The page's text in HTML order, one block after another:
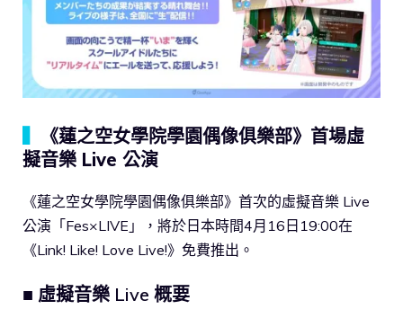
《蓮之空女學院學園偶像俱樂部》首場虛
擬音樂 Live 公演
《蓮之空女學院學園偶像俱樂部》首次的虛擬音樂 Live
公演「Fes×LIVE」，將於日本時間4月16日19:00在
《Link! Like! Love Live!》免費推出。
■ 虛擬音樂 Live 概要